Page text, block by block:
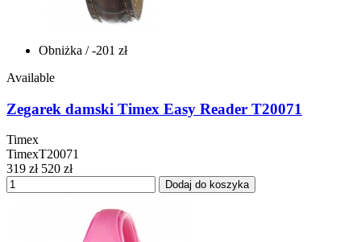
Obniżka / -201 zł
Available
Zegarek damski Timex Easy Reader T20071
Timex
TimexT20071
319 zł 520 zł
Dodaj do koszyka